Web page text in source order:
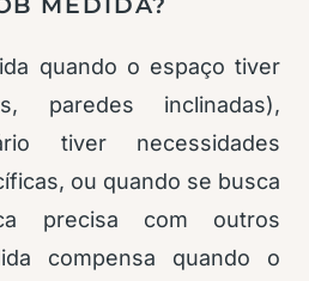
quando o espaço tiver
paredes inclinadas),
tiver necessidades
ou quando se busca
precisa com outros
compensa quando o